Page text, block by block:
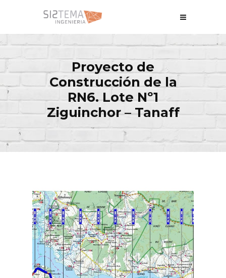
Proyecto de
Construcción de la
RN6. Lote Nº1
Ziguinchor – Tanaff